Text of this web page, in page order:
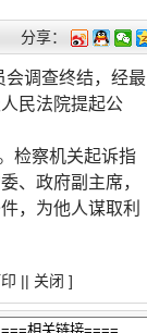
分享：
会调查终结，经最
民法院提起公
检察机关起诉指
、政府副主席，
，为他人谋取利
|| 关闭 ]